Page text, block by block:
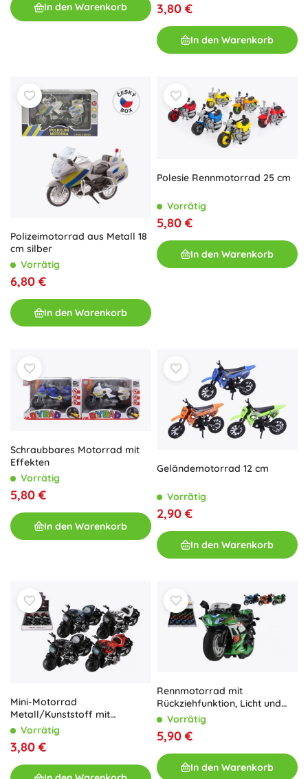
In den Warenkorb 3,80 €
In den Warenkorb
Polizeimotorrad aus Metall 18
cm silber
Vorrätig
6,80 €
In den Warenkorb
Polesie Rennmotorrad 25 cm
Vorrätig
5,80 €
In den Warenkorb
Schraubbares Motorrad mit
Effekten
Vorrätig
5,80 €
In den Warenkorb
Geländemotorrad 12 cm
Vorrätig
2,90 €
In den Warenkorb
Mini-Motorrad
Metall/Kunststoff mit
Rückzug - 4 Farben
Vorrätig
3,80 €
Rennmotorrad mit
Rückziehfunktion, Licht und
Sound
Vorrätig
5,90 €
In den Warenkorb